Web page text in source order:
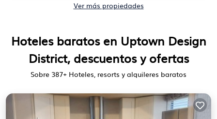
Ver más propiedades
Hoteles baratos en Uptown Design
District, descuentos y ofertas
Sobre 387+ Hoteles, resorts y alquileres baratos